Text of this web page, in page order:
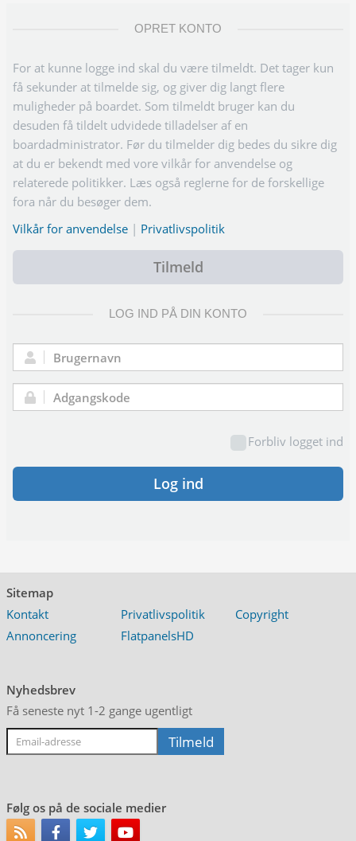
OPRET KONTO
For at kunne logge ind skal du være tilmeldt. Det tager kun
få sekunder at tilmelde sig, og giver dig langt flere
muligheder på boardet. Som tilmeldt bruger kan du
desuden få tildelt udvidede tilladelser af en
boardadministrator. Før du tilmelder dig bedes du sikre dig
at du er bekendt med vore vilkår for anvendelse og
relaterede politikker. Læs også reglerne for de forskellige
fora når du besøger dem.
Vilkår for anvendelse | Privatlivspolitik
Tilmeld
LOG IND PÅ DIN KONTO
Brugernavn:
Adgangskode:
Forbliv logget ind
Log ind
Sitemap
Kontakt
Privatlivspolitik
Copyright
Annoncering
FlatpanelsHD
Nyhedsbrev
Få seneste nyt 1-2 gange ugentligt
Følg os på de sociale medier